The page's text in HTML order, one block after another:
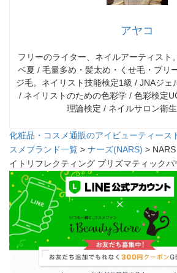
アヤコ
フリーのライター、ネイルアーティスト
ベ夏 / 毛量多め・髪太め・くせ毛・ブリ
ジ毛。ネイリスト技能検定1級 / JNAジェ
/ ネイリストのための色彩学 / 色彩検定
理論検定 / ネイルサロン衛
化粧品・コスメ通販のアイビューティース
スメブランド一覧 > ナーズ(NARS) >
イトリフレクティング プリズマティックパ